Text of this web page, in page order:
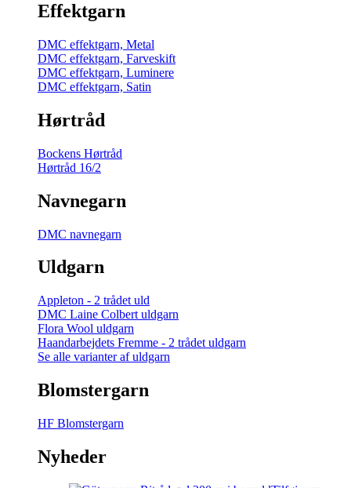
Effektgarn
DMC effektgarn, Metal
DMC effektgarn, Farveskift
DMC effektgarn, Luminere
DMC effektgarn, Satin
Hørtråd
Bockens Hørtråd
Hørtråd 16/2
Navnegarn
DMC navnegarn
Uldgarn
Appleton - 2 trådet uld
DMC Laine Colbert uldgarn
Flora Wool uldgarn
Haandarbejdets Fremme - 2 trådet uldgarn
Se alle varianter af uldgarn
Blomstergarn
HF Blomstergarn
Nyheder